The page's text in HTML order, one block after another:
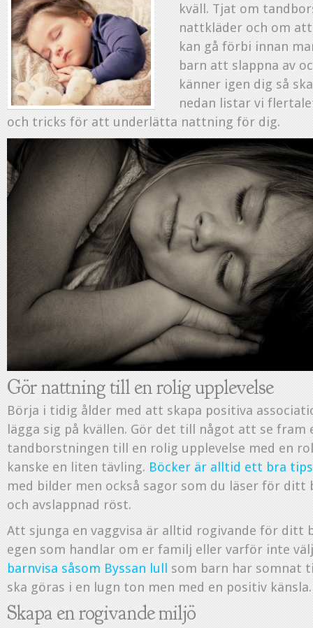
kväll. Tjat om
nattkläder och om
kan gå förbi innan
barn att slappna av
känner igen dig så
nedan listar vi
och tricks för att underlätta nattning för dig.
Gör nattning till en rolig upplevelse
Börja i tidig ålder med att skapa positiva
lägga sig på kvällen. Gör det till något att se fram
tandborstningen till en rolig upplevelse med en
kanske en liten tävling. Böcker är alltid ett bra tips
med bilder men också sagor som du läser för ditt
och avslappnad röst.
Att sjunga en vaggvisa är alltid rogivande för ditt
egen som handlar om er familj eller varför inte
barnvisa såsom Byssan lull
som barn har somnat
ska göras i en lugn ton men med en positiv känsla.
Skapa en rogivande miljö